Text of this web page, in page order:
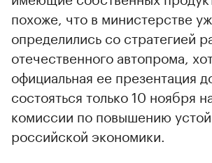
похоже, что в министерстве
определились со стратегией
отечественного автопрома,
официальная ее презентация
состояться только 10 ноября
комиссии по повышению
российской экономики.